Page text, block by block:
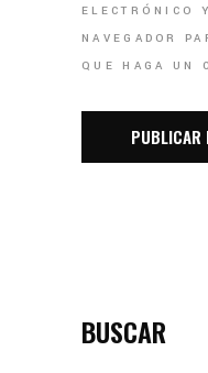
ELECTRÓNICO
NAVEGADOR
QUE HAGA UN
BUSCAR